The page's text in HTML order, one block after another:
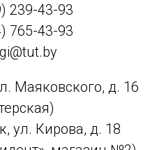
239-43-93
765-43-93
Маяковского, д. 16
ул. Кирова, д. 18